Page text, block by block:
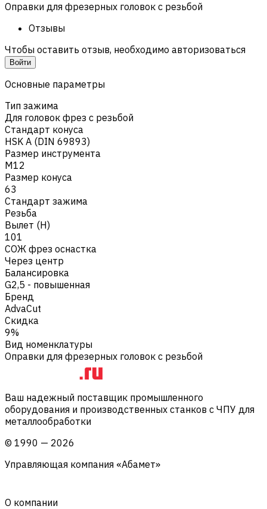
Оправки для фрезерных головок с резьбой
Отзывы
Чтобы оставить отзыв, необходимо авторизоваться
Войти
Основные параметры
Тип зажима
Для головок фрез с резьбой
Стандарт конуса
HSK A (DIN 69893)
Размер инструмента
M12
Размер конуса
63
Стандарт зажима
Резьба
Вылет (H)
101
СОЖ фрез оснастка
Через центр
Балансировка
G2,5 - повышенная
Бренд
AdvaCut
Скидка
9%
Вид номенклатуры
Оправки для фрезерных головок с резьбой
Ваш надежный поставщик промышленного
оборудования и производственных станков с ЧПУ для
металлообработки
© 1990 — 2026
Управляющая компания «Абамет»
О компании